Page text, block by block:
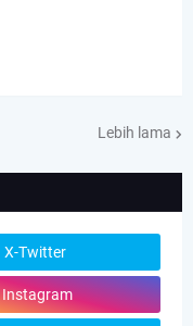
Lebih lama
X-Twitter
Instagram